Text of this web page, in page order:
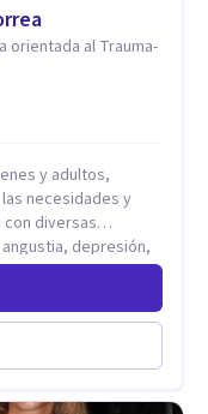
Terapia
contigo y tus
y mejorar la
y Terapias
Terapia de
Estrés
para ayudarte
tu calidad de
orientada al Trauma-
y adultos,
necesidades y
diversas
depresión,
migratorios,
escucha activa y
emocional y con
y el aprendizaje
en los